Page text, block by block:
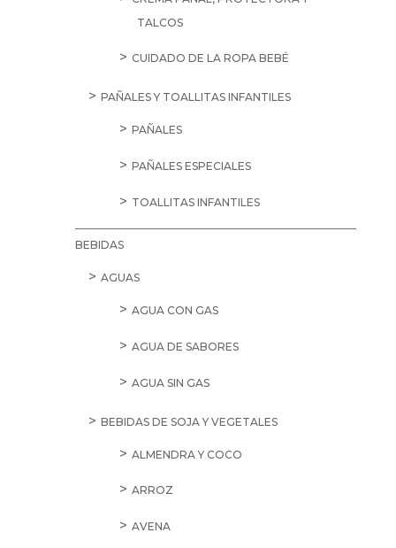
TALCOS
CUIDADO DE LA ROPA BEBÉ
PAÑALES Y TOALLITAS INFANTILES
PAÑALES
PAÑALES ESPECIALES
TOALLITAS INFANTILES
BEBIDAS
AGUAS
AGUA CON GAS
AGUA DE SABORES
AGUA SIN GAS
BEBIDAS DE SOJA Y VEGETALES
ALMENDRA Y COCO
ARROZ
AVENA